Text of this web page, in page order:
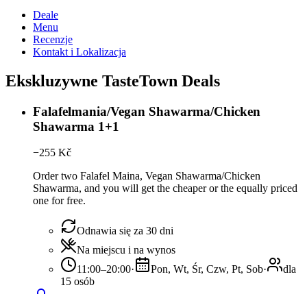
Deale
Menu
Recenzje
Kontakt i Lokalizacja
Ekskluzywne TasteTown Deals
Falafelmania/Vegan Shawarma/Chicken
Shawarma 1+1
−255 Kč
Order two Falafel Maina, Vegan Shawarma/Chicken
Shawarma, and you will get the cheaper or the equally priced
one for free.
Odnawia się za 30 dni
Na miejscu i na wynos
11:00–20:00· Pon, Wt, Śr, Czw, Pt, Sob·
dla
15 osób